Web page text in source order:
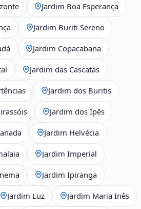
Jardim Boa Esperança
Jardim Buriti Sereno
Jardim Copacabana
Jardim das Cascatas
Jardim dos Buritis
Jardim dos Ipês
Jardim Helvécia
Jardim Imperial
Jardim Ipiranga
Jardim Luz Jardim Maria Inês